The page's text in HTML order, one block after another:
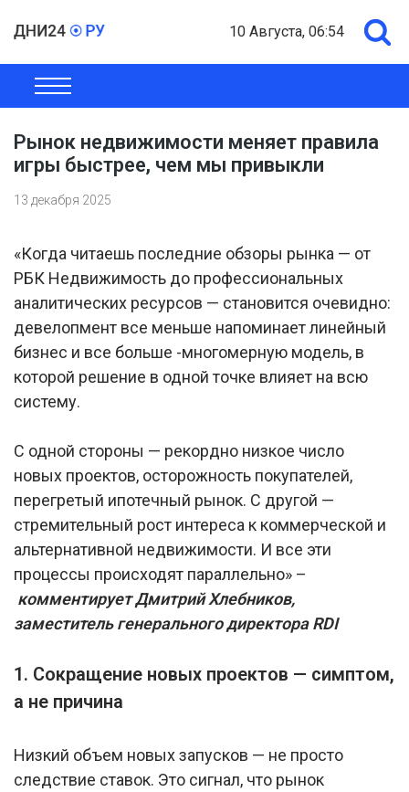
10 Августа, 06:54
ОБЩЕСТВО
Рынок недвижимости меняет правила
игры быстрее, чем мы привыкли
13 декабря 2025
«Когда читаешь последние обзоры рынка — от
РБК Недвижимость до профессиональных
аналитических ресурсов — становится очевидно:
девелопмент все меньше напоминает линейный
бизнес и все больше -многомерную модель, в
которой решение в одной точке влияет на всю
систему.
С одной стороны — рекордно низкое число
новых проектов, осторожность покупателей,
перегретый ипотечный рынок. С другой —
стремительный рост интереса к коммерческой и
альтернативной недвижимости. И все эти
процессы происходят параллельно» –
комментирует Дмитрий Хлебников,
заместитель генерального директора RDI
1. Сокращение новых проектов — симптом,
а не причина
Низкий объем новых запусков — не просто
следствие ставок. Это сигнал, что рынок